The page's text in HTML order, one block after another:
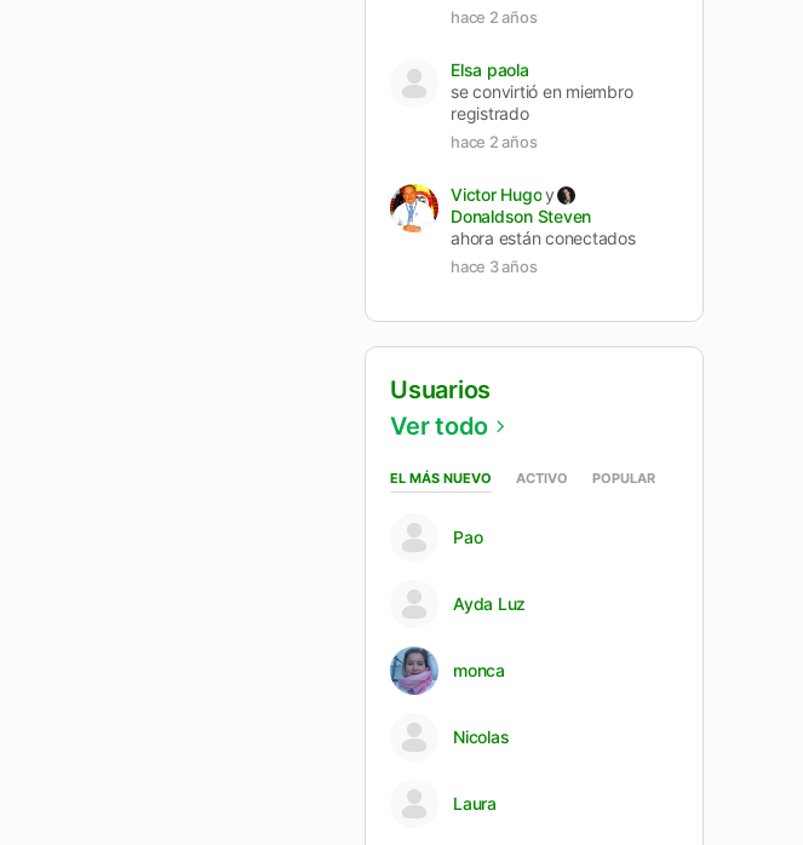
hace 2 años
Elsa paola
se convirtió en miembro
registrado
hace 2 años
Victor Hugoy
Donaldson Steven
ahora están conectados
hace 3 años
Usuarios
Ver todo
EL MÁS NUEVO ACTIVO POPULAR
Pao
Ayda Luz
monca
Nicolas
Laura